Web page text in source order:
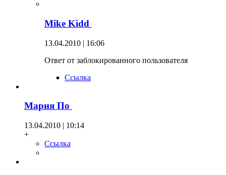
Mike Kidd
13.04.2010 | 16:06
Ответ от заблокированного пользователя
Ссылка
Мария По
13.04.2010 | 10:14
+
Ссылка